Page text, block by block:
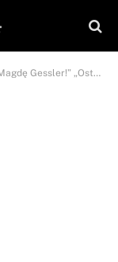
„Ostra SZARPANINA”